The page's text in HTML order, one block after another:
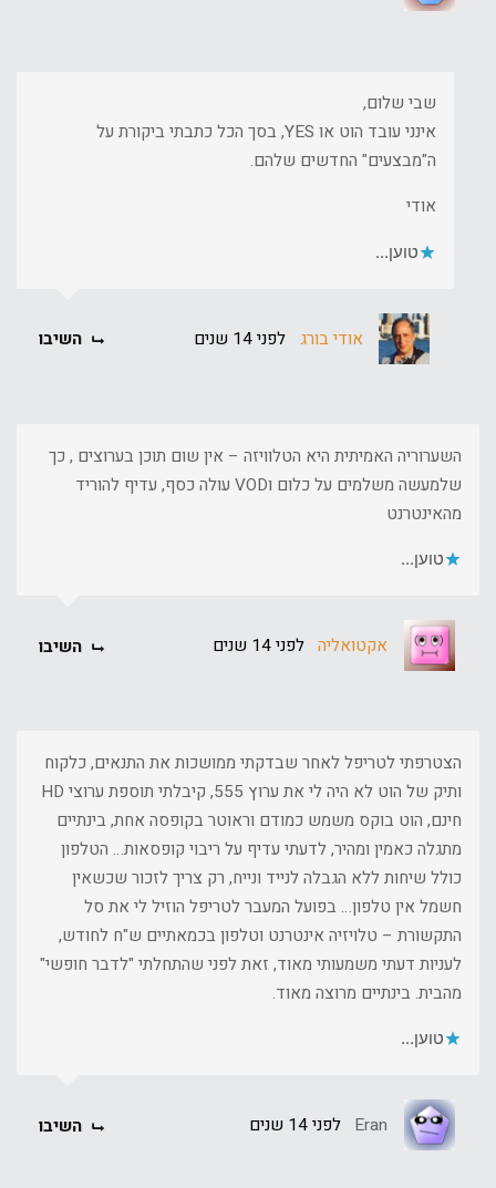
שבי שלום,
אינני עובד הוט או YES, בסך הכל כתבתי ביקורת על
ה"מבצעים" החדשים שלהם.
אודי
טוען...
אודי בורג לפני 14 שנים השיבו
השערוריה האמיתית היא הטלוויזה – אין שום תוכן בערוצים , כך
שלמעשה משלמים על כלום וVOD עולה כסף, עדיף להוריד
מהאינטרנט
טוען...
אקטואליה לפני 14 שנים השיבו
הצטרפתי לטריפל לאחר שבדקתי ממושכות את התנאים, כלקוח
ותיק של הוט לא היה לי את ערוץ 555, קיבלתי תוספת ערוצי HD
חינם, הוט בוקס משמש כמודם וראוטר בקופסה אחת, בינתיים
מתגלה כאמין ומהיר, לדעתי עדיף על ריבוי קופסאות… הטלפון
כולל שיחות ללא הגבלה לנייד ונייח, רק צריך לזכור שכשאין
חשמל אין טלפון… בפועל המעבר לטריפל הוזיל לי את סל
התקשורת – טלויזיה אינטרנט וטלפון בכמאתיים ש"ח לחודש,
לעניות דעתי משמעותי מאוד, זאת לפני שהתחלתי "לדבר חופשי"
מהבית. בינתיים מרוצה מאוד.
טוען...
Eran לפני 14 שנים השיבו